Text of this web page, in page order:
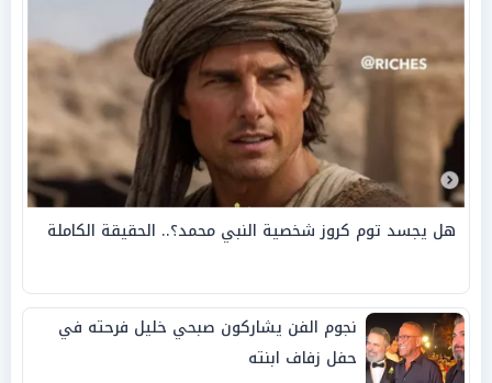
هل يجسد توم كروز شخصية النبي محمد؟.. الحقيقة الكاملة
نجوم الفن يشاركون صبحي خليل فرحته في
حفل زفاف ابنته